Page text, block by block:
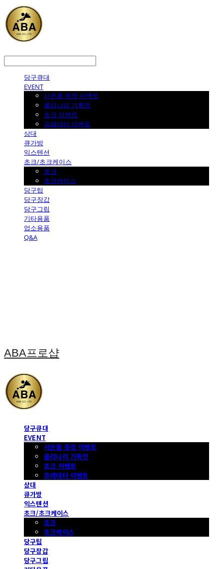
당구큐대
EVENT
사은품 증정 이벤트
몰리나리 기획전
초크 이벤트
프레데터 이벤트
상대
큐가방
익스텐션
초크/초크케이스
초크
초크케이스
당구팁
당구장갑
당구그립
기타용품
업소용품
Q&A
ABA프로샵
당구큐대
EVENT
사은품 증정 이벤트
몰리나리 기획전
초크 이벤트
프레데터 이벤트
상대
큐가방
익스텐션
초크/초크케이스
초크
초크케이스
당구팁
당구장갑
당구그립